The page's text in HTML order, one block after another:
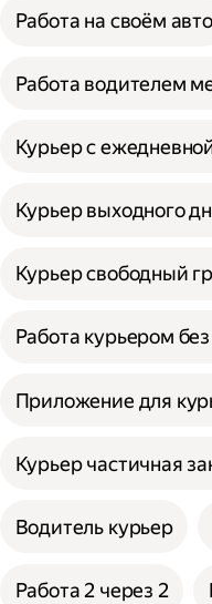
Работа на своём авто
Работа водителем
Курьер с
Курьер выходного
Курьер свободный
Работа курьером
Приложение для
Курьер частичная
Водитель курьер
Работа 2 через 2